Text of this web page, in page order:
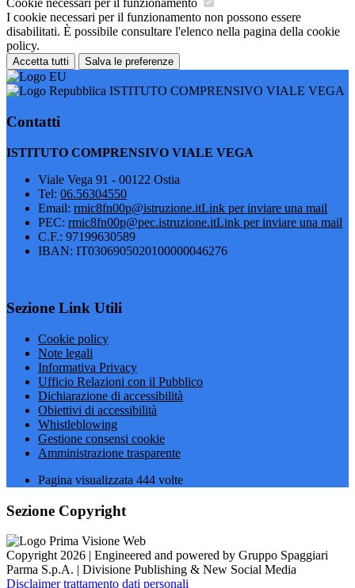
Cookie necessari per il funzionamento
I cookie necessari per il funzionamento non possono essere
disabilitati. È possibile consultare l'elenco nella pagina della cookie
policy.
Accetta tutti Salva le preferenze
ISTITUTO COMPRENSIVO VIALE VEGA
Contatti
ISTITUTO COMPRENSIVO VIALE VEGA
Viale Vega 91 - 00122 Ostia
Tel: 06.56304550
Email: rmic8fn00p@istruzione.itLink per inviare una mail
PEC: rmic8fn00p@pec.istruzione.itLink per inviare una mail
C.F.: 97199630589
IBAN: IT0306905020100000046276
Sezione Link Utili
Cookie policy
Note legali
Informativa Privacy
Ufficio Relazioni con il Pubblico
Dichiarazione di accessibilità
Obiettivi di accessibilità
Whistleblowing
Gestione consensi cookie
Amministrazione trasparente
Pagina visualizzata 444 volte
Sezione Copyright
Copyright 2026 | Engineered and powered by Gruppo Spaggiari
Parma S.p.A. | Divisione Publishing & New Social Media
Disclaimer trattamento dati personali